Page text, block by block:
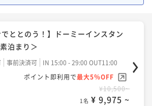
ポイント即利用で 最大5％OFF
1名 ¥ 20,140 ~
様限定】★WECO連泊プラン♪≪朝
ととのう！】ドーミーインスタン
泊まり＞
事前決済可
IN 15:00 - 29:00 OUT11:00
ポイント即利用で最大5％OFF
¥10,500~
1名 ¥ 9,975 ~